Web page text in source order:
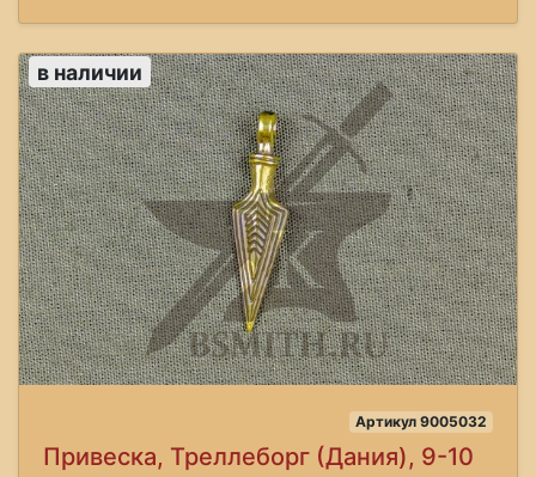
в наличии
Артикул 9005032
Привеска, Треллеборг (Дания), 9-10